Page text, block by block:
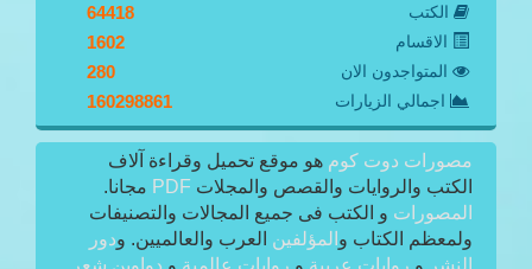
الكتب 64418
الاقسام 1602
المتواجدون الان 280
اجمالي الزيارات 160298861
مصورات دوت كوم هو موقع تحميل وقراءة آلاف
الكتب والروايات والقصص والمجلات PDF مجانا.
المصورات و الكتب فى جميع المجالات والتصنيفات
ولمعظم الكتاب و المؤلفين العرب والعالميين. ودور
النشر و روايات عربية و روايات عالمية و دواوين شعر